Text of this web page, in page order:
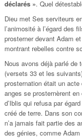
déclarés ». Quel
Dieu met Ses serviteurs
l’animosité à l’égard des
prosterner devant Adam
montrant rebelles contre
Nous avons déjà parlé de
(versets 33 et les
prosternation était un acte
anges se prosternèrent
d’Iblis qui refusa par
créé de terre. Dans son
n’a jamais fait partie des
des génies, comme